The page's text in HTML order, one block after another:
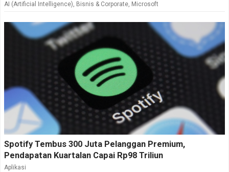
AI (Artificial Intelligence), Bisnis & Corporate, Microsoft
Spotify Tembus 300 Juta Pelanggan Premium,
Pendapatan Kuartalan Capai Rp98 Triliun
Aplikasi